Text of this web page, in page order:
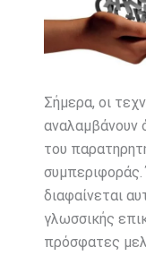
Σήμερα, οι
αναλαμβάνουν
του
διαφαίνεται
γλωσσικής
πρόσφατες